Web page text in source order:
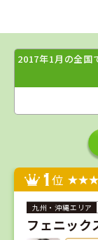
2017年1月の全国
1位
フェニック